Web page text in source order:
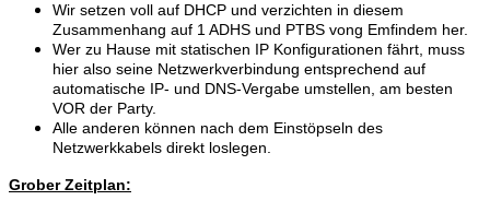
Wir setzen voll auf DHCP und verzichten in diesem
Zusammenhang auf 1 ADHS und PTBS vong Emfindem her.
Wer zu Hause mit statischen IP Konfigurationen fährt, muss
hier also seine Netzwerkverbindung entsprechend auf
automatische IP- und DNS-Vergabe umstellen, am besten
VOR der Party.
Alle anderen können nach dem Einstöpseln des
Netzwerkkabels direkt loslegen.
Grober Zeitplan: